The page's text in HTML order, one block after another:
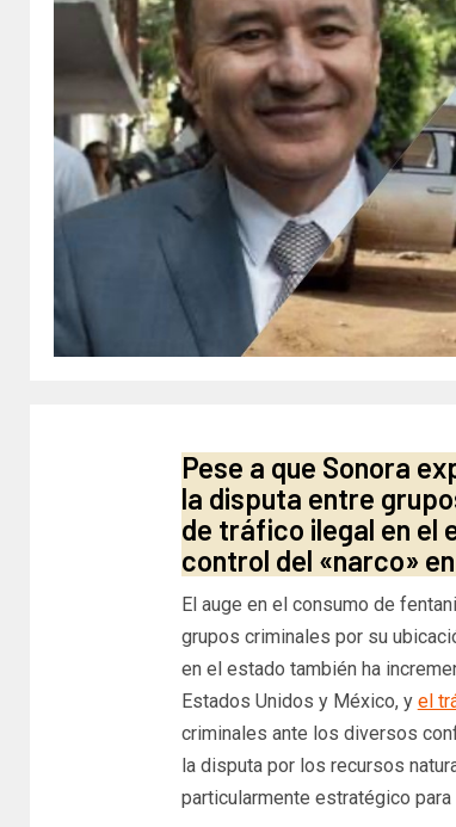
Pese a que Sonora
la disputa entre
de tráfico ilegal en el
control del «narco»
El auge en el consumo de
grupos criminales por su
en el estado también ha
Estados Unidos y México, y el
criminales ante los diversos
la disputa por los recursos
particularmente estratégico